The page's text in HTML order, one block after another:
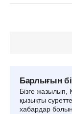
Барлығын
Бізге жазылып,
қызықты
хабардар